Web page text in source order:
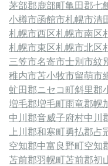
茅部郡鹿部町亀田郡七
小樽市函館市札幌市清
札幌市西区札幌市南区
札幌市東区札幌市北区
三笠市名寄市士別市紋
稚内市苫小牧市留萌市
虻田郡ニセコ町斜里郡
増毛郡増毛町雨竜郡幌
中川郡音威子府村中川
上川郡和寒町勇払郡占
空知郡中富良野町空知
苫前郡羽幌町苫前郡初